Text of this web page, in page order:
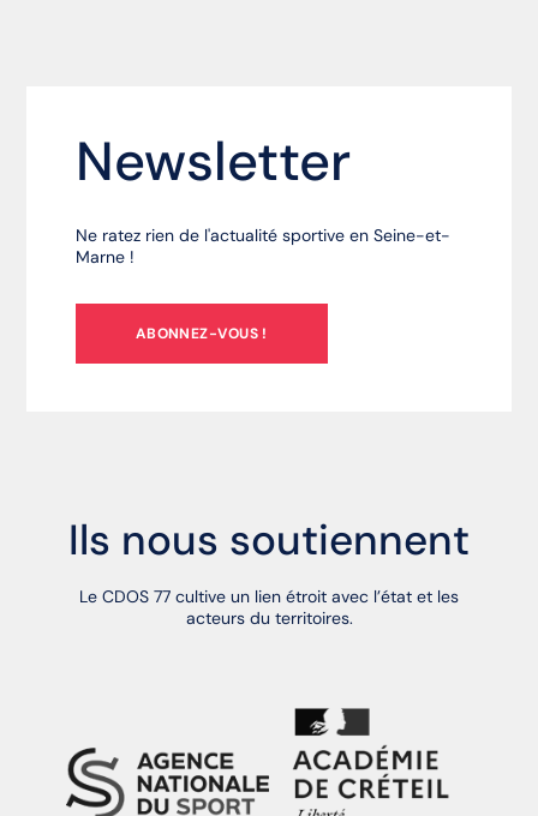
Newsletter
Ne ratez rien de l'actualité sportive en Seine-et-
Marne !
ABONNEZ-VOUS !
Ils nous soutiennent
Le CDOS 77 cultive un lien étroit avec l’état et les
acteurs du territoires.